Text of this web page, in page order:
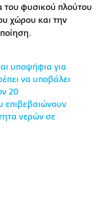
του φυσικού πλούτου
χώρου και την
υποψήφια για
να υποβάλει
20
επιβεβαιώνουν
νερών σε